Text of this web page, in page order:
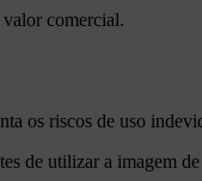
comercial.
os riscos de uso
de utilizar a imagem